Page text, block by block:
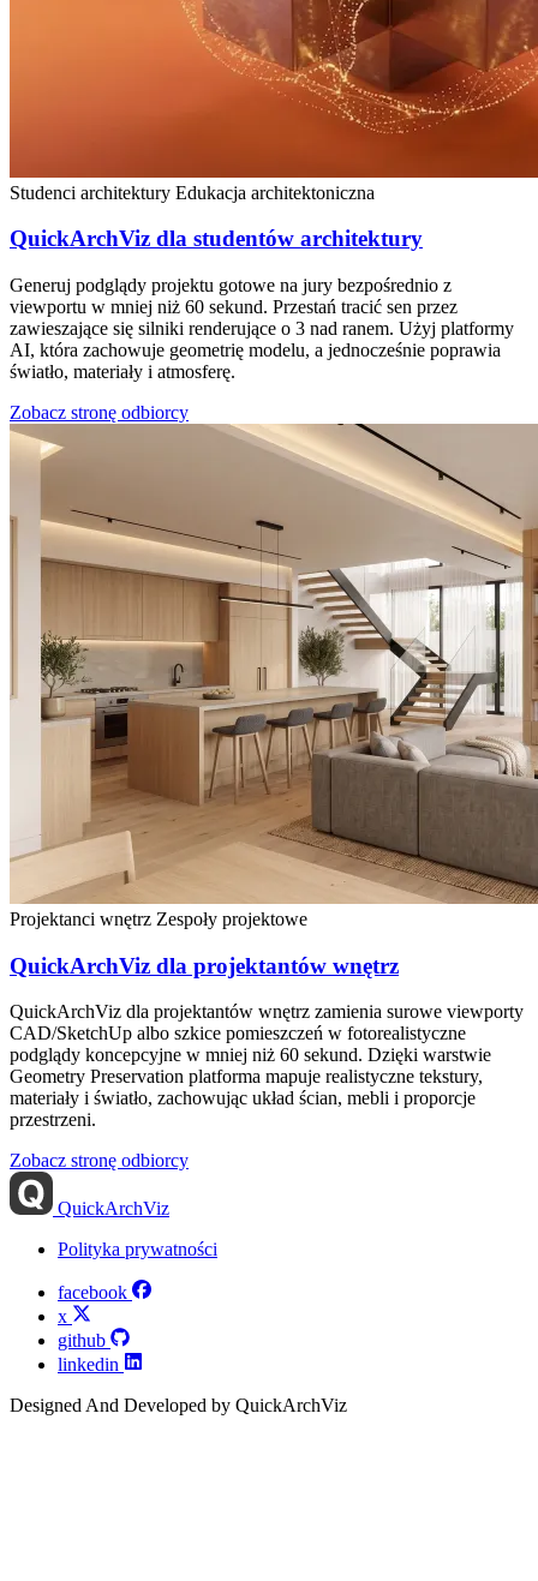
Studenci architektury Edukacja architektoniczna
QuickArchViz dla studentów architektury
Generuj podglądy projektu gotowe na jury bezpośrednio z
viewportu w mniej niż 60 sekund. Przestań tracić sen przez
zawieszające się silniki renderujące o 3 nad ranem. Użyj platformy
AI, która zachowuje geometrię modelu, a jednocześnie poprawia
światło, materiały i atmosferę.
Zobacz stronę odbiorcy
Projektanci wnętrz Zespoły projektowe
QuickArchViz dla projektantów wnętrz
QuickArchViz dla projektantów wnętrz zamienia surowe viewporty
CAD/SketchUp albo szkice pomieszczeń w fotorealistyczne
podglądy koncepcyjne w mniej niż 60 sekund. Dzięki warstwie
Geometry Preservation platforma mapuje realistyczne tekstury,
materiały i światło, zachowując układ ścian, mebli i proporcje
przestrzeni.
Zobacz stronę odbiorcy
QuickArchViz
Polityka prywatności
facebook
x
github
linkedin
Designed And Developed by QuickArchViz